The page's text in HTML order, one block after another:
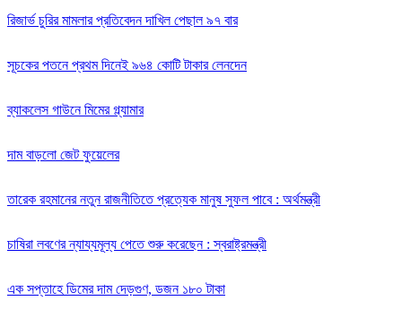
রিজার্ভ চুরির মামলার প্রতিবেদন দাখিল পেছাল ৯৭ বার
সূচকের পতনে প্রথম দিনেই ৯৬৪ কোটি টাকার লেনদেন
ব্যাকলেস গাউনে মিমের গ্ল্যামার
দাম বাড়লো জেট ফুয়েলের
তারেক রহমানের নতুন রাজনীতিতে প্রত্যেক মানুষ সুফল পাবে : অর্থমন্ত্রী
চাষিরা লবণের ন্যায্যমূল্য পেতে শুরু করেছেন : স্বরাষ্ট্রমন্ত্রী
এক সপ্তাহে ডিমের দাম দেড়গুণ, ডজন ১৮০ টাকা